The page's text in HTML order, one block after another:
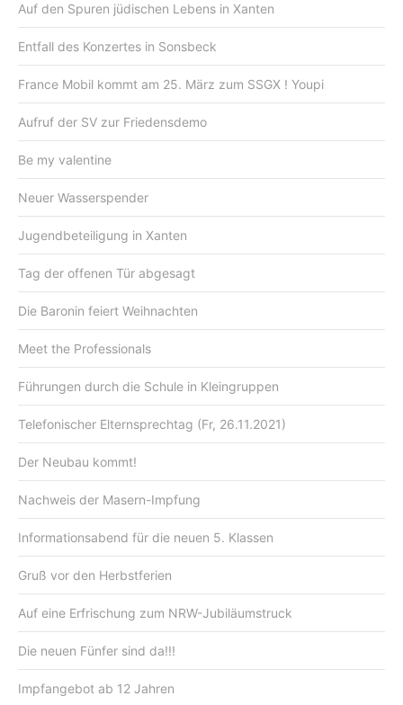
Auf den Spuren jüdischen Lebens in Xanten
Entfall des Konzertes in Sonsbeck
France Mobil kommt am 25. März zum SSGX ! Youpi
Aufruf der SV zur Friedensdemo
Be my valentine
Neuer Wasserspender
Jugendbeteiligung in Xanten
Tag der offenen Tür abgesagt
Die Baronin feiert Weihnachten
Meet the Professionals
Führungen durch die Schule in Kleingruppen
Telefonischer Elternsprechtag (Fr, 26.11.2021)
Der Neubau kommt!
Nachweis der Masern-Impfung
Informationsabend für die neuen 5. Klassen
Gruß vor den Herbstferien
Auf eine Erfrischung zum NRW-Jubiläumstruck
Die neuen Fünfer sind da!!!
Impfangebot ab 12 Jahren